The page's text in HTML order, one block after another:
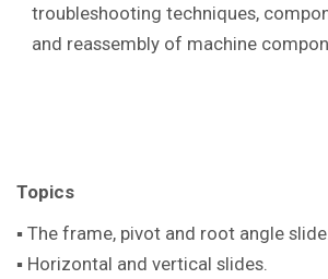
troubleshooting techniques,
and reassembly of machine
Topics
▪ The frame, pivot and root angle slide.
▪ Horizontal and vertical slides.